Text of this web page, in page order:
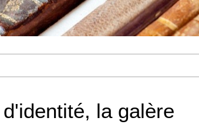
la galère